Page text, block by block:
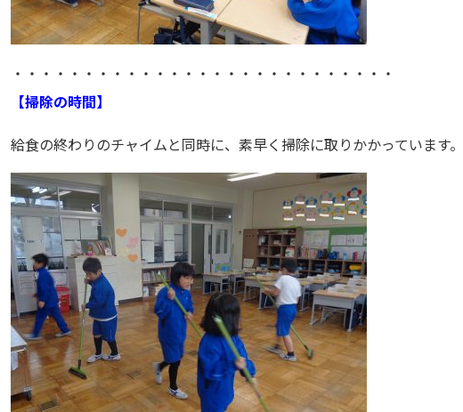
・・・・・・・・・・・・・・・・・・・・・・・・・・・
【掃除の時間】
給食の終わりのチャイムと同時に、素早く掃除に取りかかっています。